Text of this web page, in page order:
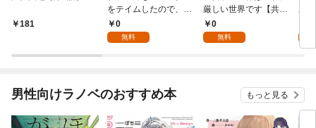
181
をテイムしたので、ス
パイダーシルクで裁縫
を頑張ります！【分冊
0
無料
厳しい世界です【共和
国編】【分冊版】 1
0
無料
男性向けラノベのおすすめ本 もっと見る